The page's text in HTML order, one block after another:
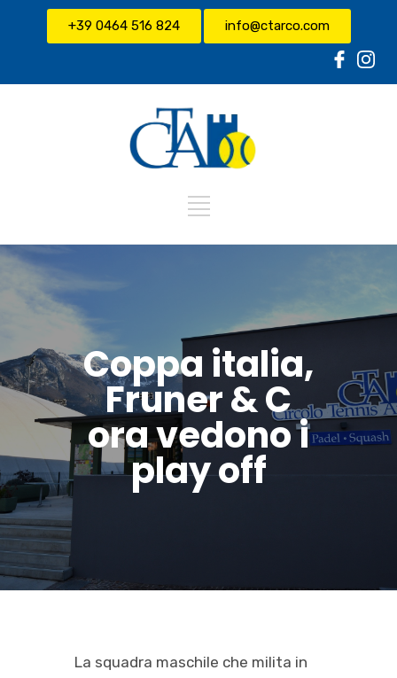
+39 0464 516 824 info@ctarco.com
Coppa italia,
Fruner & C
ora vedono i
play off
La squadra maschile che milita in